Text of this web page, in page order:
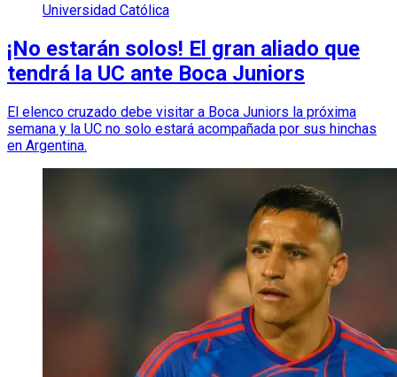
Universidad Católica
¡No estarán solos! El gran aliado que
tendrá la UC ante Boca Juniors
El elenco cruzado debe visitar a Boca Juniors la próxima
semana y la UC no solo estará acompañada por sus hinchas
en Argentina.